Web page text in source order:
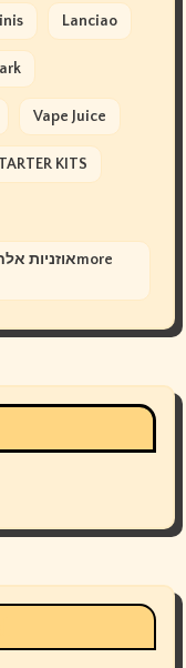
Lanciao
Vape Juice
KITS